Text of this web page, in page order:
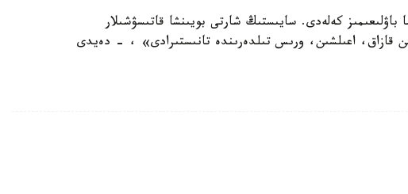
كەلەدى. سايىستىڭ شارتى بويىنشا قاتىسۋشىلار
قازاق، اعىلشىن، ورىس تىلدەرىندە تانىستىرادى» ، - دەيدى